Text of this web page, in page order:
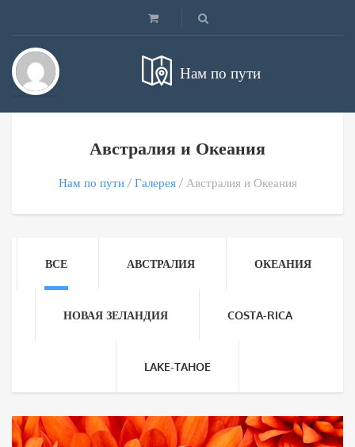
Нам по пути
Австралия и Океания
Нам по пути Галерея Австралия и Океания
ВСЕ АВСТРАЛИЯ ОКЕАНИЯ
НОВАЯ ЗЕЛАНДИЯ COSTA-RICA
LAKE-TAHOE